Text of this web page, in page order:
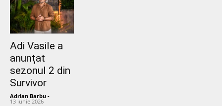
Adi Vasile a
anunțat
sezonul 2 din
Survivor
Adrian Barbu -
13 iunie 2026